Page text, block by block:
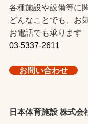
各種施設や設備等に
どんなことでも、お
お電話でも承ります
03-5337-2611
お問い合わせ
日本体育施設 株式会